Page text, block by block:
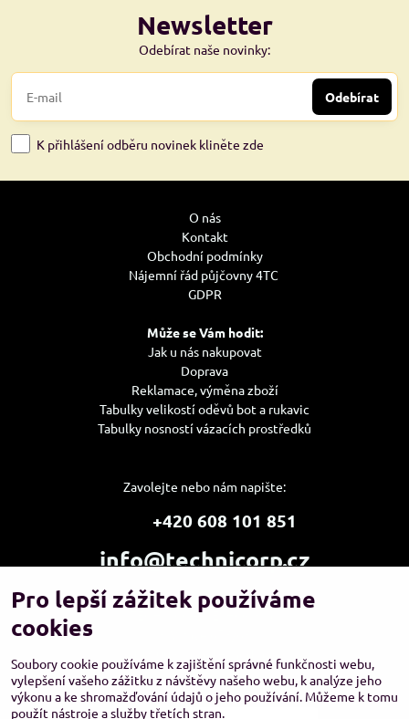
Newsletter
Odebírat naše novinky:
Odebírat
K přihlášení odběru novinek kliněte zde
O nás
Kontakt
Obchodní podmínky
Nájemní řád půjčovny 4TC
GDPR
Může se Vám hodit:
Jak u nás nakupovat
Doprava
Reklamace, výměna zboží
Tabulky velikostí oděvů bot a rukavic
Tabulky nosností vázacích prostředků
Zavolejte nebo nám napište:
+420 608 101 851
info@technicorp.cz
Showroom a výdejní místo:
TECHNICORP ESHOP s.r.o.
Pro lepší zážitek používáme
cookies
Soubory cookie používáme k zajištění správné funkčnosti webu,
vylepšení vašeho zážitku z návštěvy našeho webu, k analýze jeho
výkonu a ke shromažďování údajů o jeho používání. Můžeme k tomu
použít nástroje a služby třetích stran.